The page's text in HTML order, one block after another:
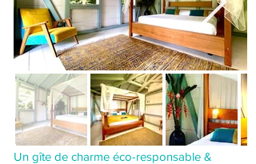
Un gîte de charme éco-responsable &